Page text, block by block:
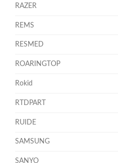
RAZER
REMS
RESMED
ROARINGTOP
Rokid
RTDPART
RUIDE
SAMSUNG
SANYO